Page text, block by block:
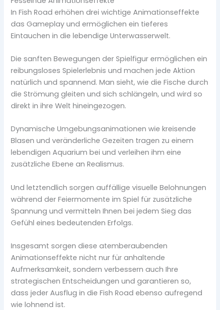
In Fish Road erhöhen drei wichtige Animationseffekte
das Gameplay und ermöglichen ein tieferes
Eintauchen in die lebendige Unterwasserwelt.
Die sanften Bewegungen der Spielfigur ermöglichen ein
reibungsloses Spielerlebnis und machen jede Aktion
natürlich und spannend. Man sieht, wie die Fische durch
die Strömung gleiten und sich schlängeln, und wird so
direkt in ihre Welt hineingezogen.
Dynamische Umgebungsanimationen wie kreisende
Blasen und veränderliche Gezeiten tragen zu einem
lebendigen Aquarium bei und verleihen ihm eine
zusätzliche Ebene an Realismus.
Und letztendlich sorgen auffällige visuelle Belohnungen
während der Feiermomente im Spiel für zusätzliche
Spannung und vermitteln Ihnen bei jedem Sieg das
Gefühl eines bedeutenden Erfolgs.
Insgesamt sorgen diese atemberaubenden
Animationseffekte nicht nur für anhaltende
Aufmerksamkeit, sondern verbessern auch Ihre
strategischen Entscheidungen und garantieren so,
dass jeder Ausflug in die Fish Road ebenso aufregend
wie lohnend ist.